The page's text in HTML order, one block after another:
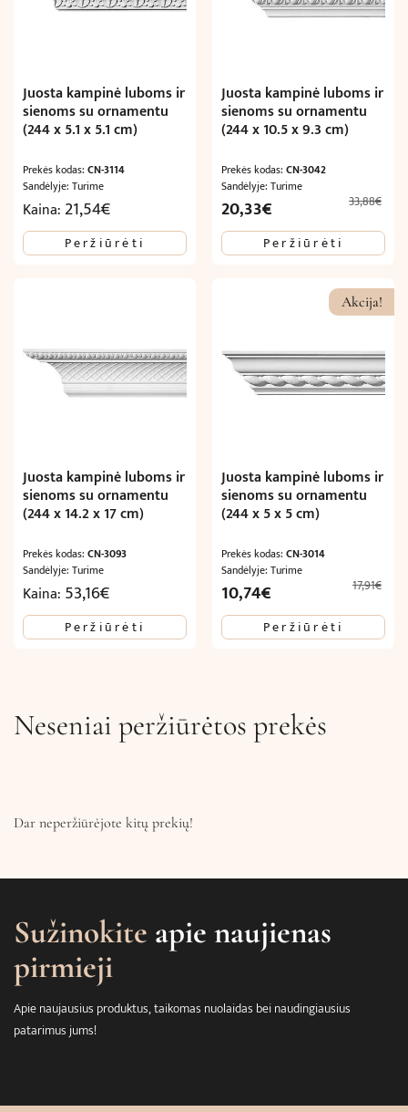
Juosta kampinė luboms ir
sienoms su ornamentu
(244 x 5.1 x 5.1 cm)
Prekės kodas: CN-3114
Sandėlyje: Turime
Kaina: 21,54€
Peržiūrėti
Juosta kampinė luboms ir
sienoms su ornamentu
(244 x 10.5 x 9.3 cm)
Prekės kodas:CN-3042
Sandėlyje: Turime
33,88€
Original
price
was:
20,33€
price
is:
Peržiūrėti
Juosta kampinė luboms ir
sienoms su ornamentu
(244 x 14.2 x 17 cm)
Prekės kodas: CN-3093
Sandėlyje: Turime
Kaina: 53,16€
Peržiūrėti
Akcija!
Juosta kampinė luboms ir
sienoms su ornamentu
(244 x 5 x 5 cm)
Prekės kodas:CN-3014
Sandėlyje: Turime
17,91€
Original
price
was:
10,74€
price
is:
Peržiūrėti
Neseniai peržiūrėtos prekės
Dar neperžiūrėjote kitų prekių!
Sužinokite apie naujienas
pirmieji
Apie naujausius produktus, taikomas nuolaidas bei naudingiausius
patarimus jums!